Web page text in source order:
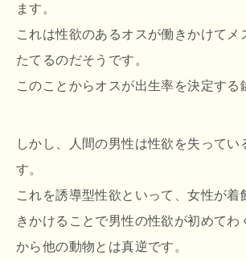
ます。
これは性欲のあるオスが働きかけてメ
たてるのだそうです。
このことからオスが出生率を決定する
しかし、人間の男性は性欲を失ってい
す。
これを誘導型性欲といって、女性が着
きかけることで男性の性欲が初めてわ
から他の動物とは真逆です。